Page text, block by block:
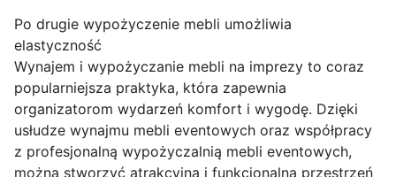
Po drugie wypożyczenie mebli umożliwia
elastyczność
Wynajem i wypożyczanie mebli na imprezy to coraz
popularniejsza praktyka, która zapewnia
organizatorom wydarzeń komfort i wygodę. Dzięki
usłudze wynajmu mebli eventowych oraz współpracy
z profesjonalną wypożyczalnią mebli eventowych,
można stworzyć atrakcyjną i funkcjonalną przestrzeń